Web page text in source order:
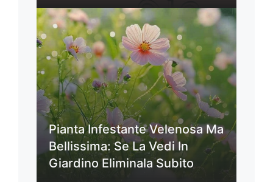
Pianta Infestante Velenosa Ma
Bellissima: Se La Vedi In
Giardino Eliminala Subito